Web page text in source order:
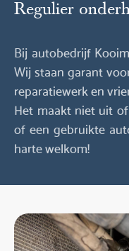
Regulier
Bij autobedrijf
Wij staan garant
reparatiewerk en
Het maakt niet uit
of een gebruikte
harte welkom!